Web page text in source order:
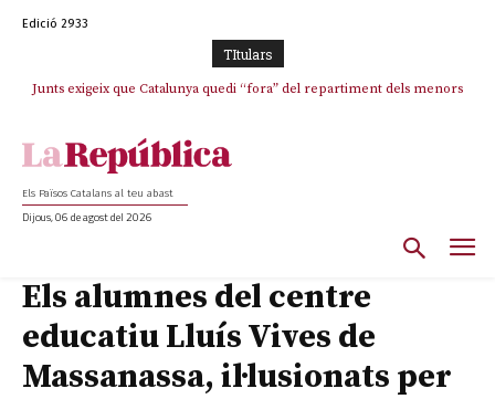
Edició 2933
TItulars
Junts exigeix que Catalunya quedi “fora” del repartiment dels menors
Junqueras demana a l’Estat que assumeixi “responsabilitats” pel “drama
Els Països Catalans al teu abast
Dijous, 06 de agost del 2026
Els alumnes del centre
educatiu Lluís Vives de
Massanassa, il·lusionats per